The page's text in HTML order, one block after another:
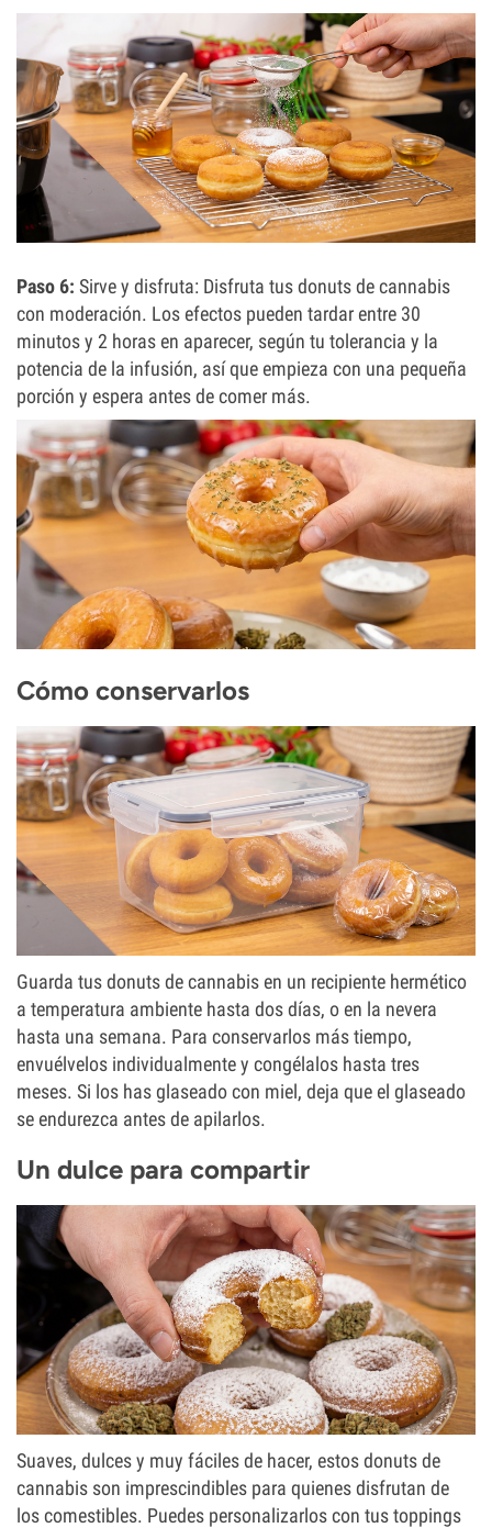
Paso 6: Sirve y disfruta: Disfruta tus donuts de cannabis
con moderación. Los efectos pueden tardar entre 30
minutos y 2 horas en aparecer, según tu tolerancia y la
potencia de la infusión, así que empieza con una pequeña
porción y espera antes de comer más.
Cómo conservarlos
Guarda tus donuts de cannabis en un recipiente hermético
a temperatura ambiente hasta dos días, o en la nevera
hasta una semana. Para conservarlos más tiempo,
envuélvelos individualmente y congélalos hasta tres
meses. Si los has glaseado con miel, deja que el glaseado
se endurezca antes de apilarlos.
Un dulce para compartir
Suaves, dulces y muy fáciles de hacer, estos donuts de
cannabis son imprescindibles para quienes disfrutan de
los comestibles. Puedes personalizarlos con tus toppings